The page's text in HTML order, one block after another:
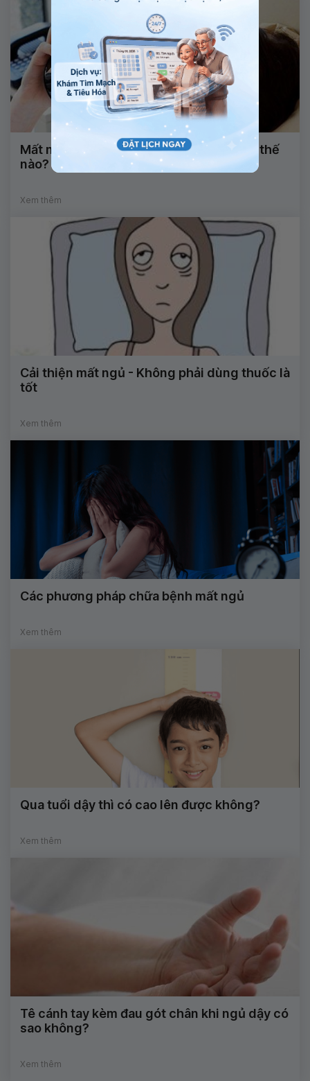
Mất ngủ mãn tính (kinh niên) nguy hiểm thế
nào?
Xem thêm
Cải thiện mất ngủ - Không phải dùng thuốc là
tốt
Xem thêm
Các phương pháp chữa bệnh mất ngủ
Xem thêm
Qua tuổi dậy thì có cao lên được không?
Xem thêm
Tê cánh tay kèm đau gót chân khi ngủ dậy có
sao không?
Xem thêm